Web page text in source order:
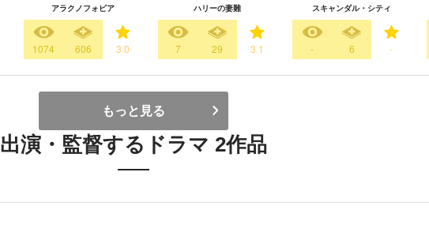
アラクノフォビア
1074 606 3.0
ハリーの妻難
7 29 3.1
スキャンダル・シティ
- 6 -
もっと見る
出演・監督するドラマ 2作品